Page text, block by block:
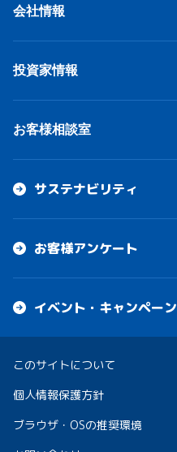
会社情報
投資家情報
お客様相談室
サステナビリティ
お客様アンケート
イベント・キャンペーン
このサイトについて
個人情報保護方針
ブラウザ・OSの推奨環境